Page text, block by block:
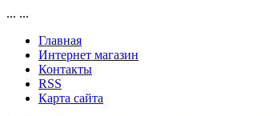
... ...
Главная
Интернет магазин
Контакты
RSS
Карта сайта